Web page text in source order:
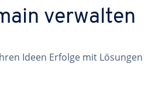
verwalten
Ideen Erfolge mit Lösungen